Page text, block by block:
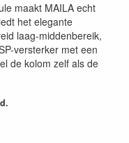
maakt MAILA echt
het elegante
laag-middenbereik,
versterker met een
de kolom zelf als de